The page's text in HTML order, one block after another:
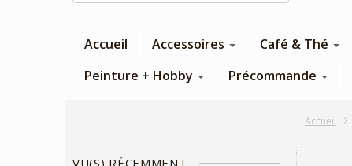
Accueil Accessoires Café & Thé
Peinture + Hobby
Précommande
Accueil
VU(S) RÉCEMMENT